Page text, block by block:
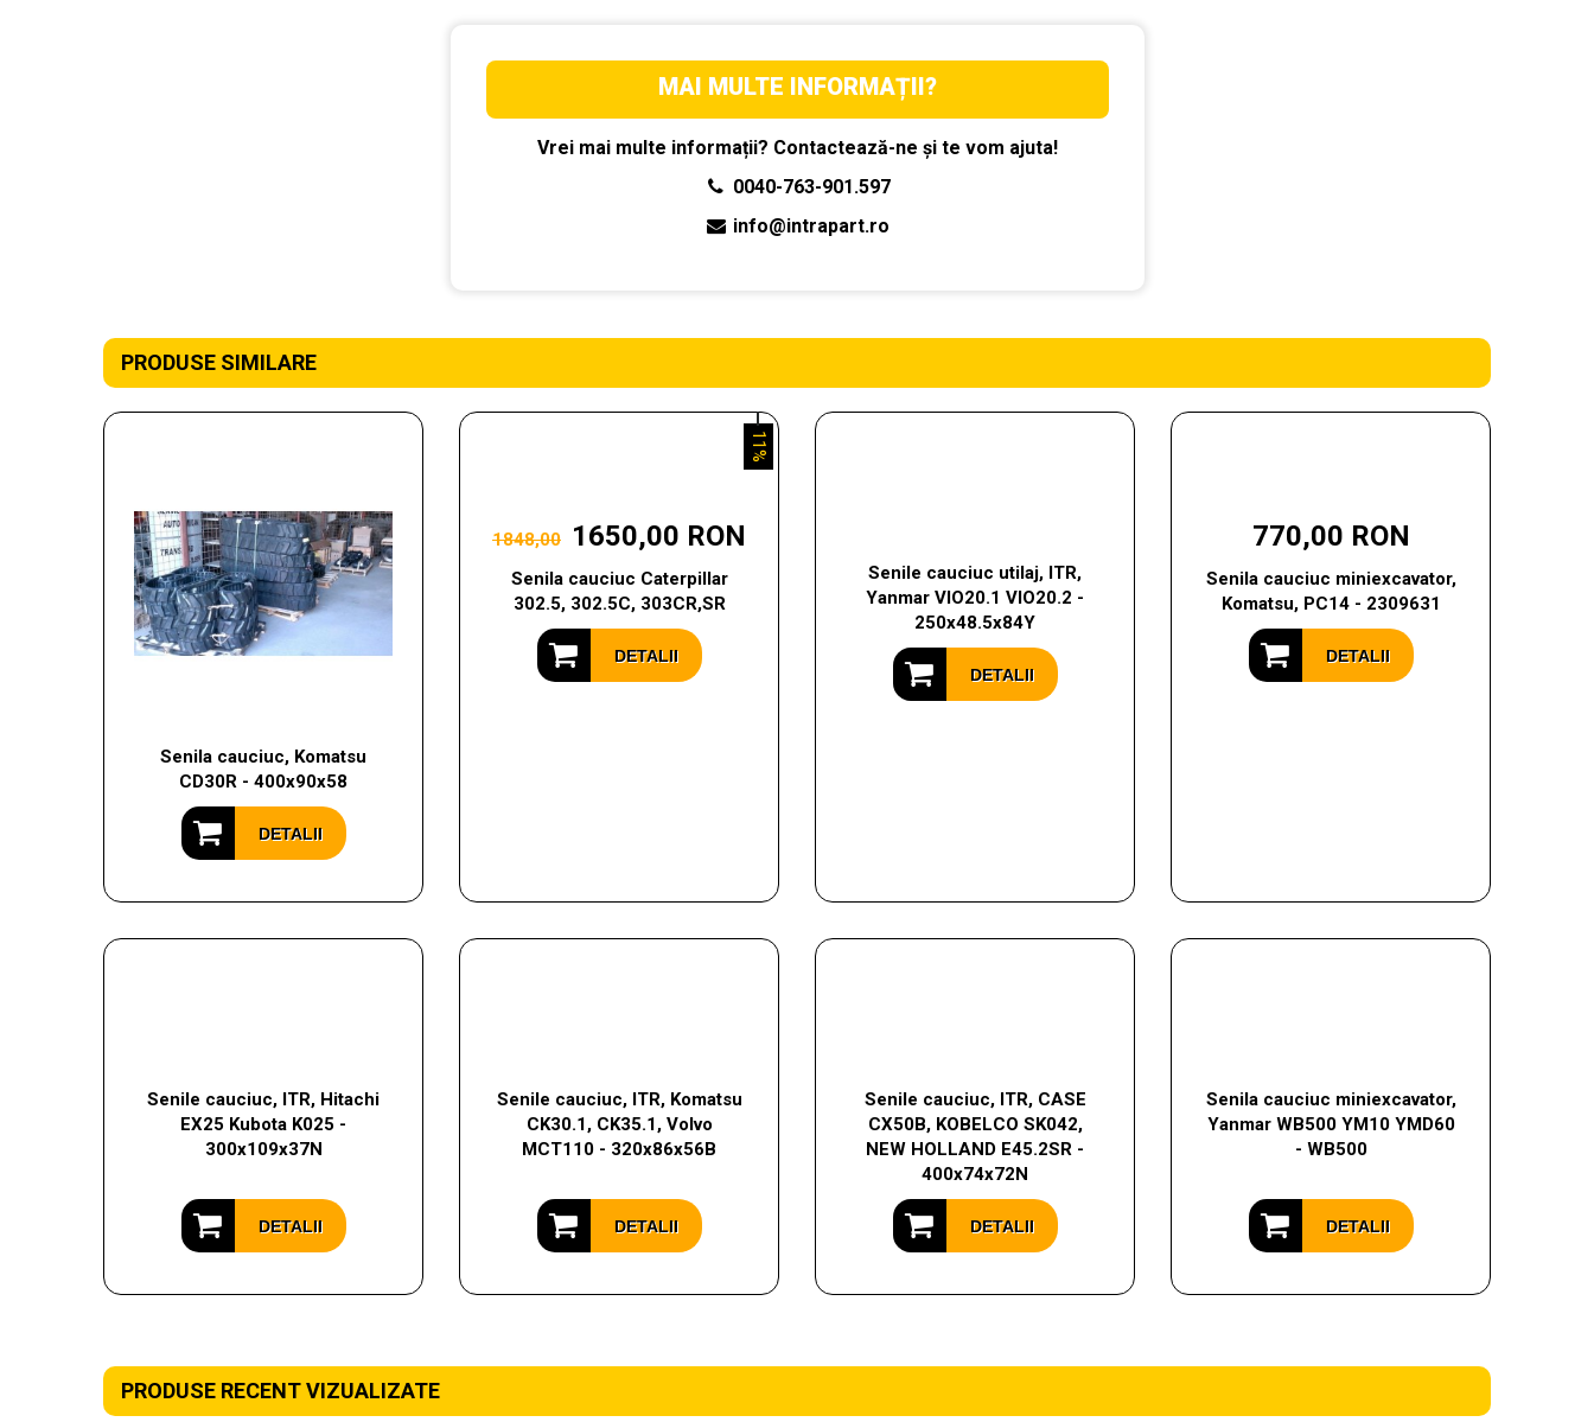
MAI MULTE INFORMAȚII?
Vrei mai multe informații? Contactează-ne și te vom ajuta!
0040-763-901.597
info@intrapart.ro
PRODUSE SIMILARE
Senila cauciuc, Komatsu
CD30R - 400x90x58
DETALII
1848,00 1650,00 RON
Senila cauciuc Caterpillar
302.5, 302.5C, 303CR,SR
DETALII
11%
Senile cauciuc utilaj, ITR,
Yanmar VIO20.1 VIO20.2 -
250x48.5x84Y
DETALII
770,00 RON
Senila cauciuc miniexcavator,
Komatsu, PC14 - 2309631
DETALII
Senile cauciuc, ITR, Hitachi
EX25 Kubota K025 -
300x109x37N
DETALII
Senile cauciuc, ITR, Komatsu
CK30.1, CK35.1, Volvo
MCT110 - 320x86x56B
DETALII
Senile cauciuc, ITR, CASE
CX50B, KOBELCO SK042,
NEW HOLLAND E45.2SR -
400x74x72N
DETALII
Senila cauciuc miniexcavator,
Yanmar WB500 YM10 YMD60
- WB500
DETALII
PRODUSE RECENT VIZUALIZATE